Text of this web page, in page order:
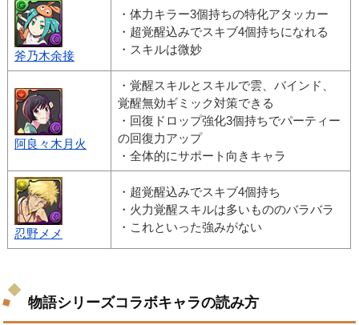
斧乃木余接
・体力キラー3個持ちの特化アタッカー
・超覚醒込みでスキブ4個持ちになれる
・スキルは微妙
阿良々木月火
・覚醒スキルとスキルで雲、バインド、
覚醒無効ギミック対策できる
・回復ドロップ強化3個持ちでパーティー
の回復力アップ
・全体的にサポート向きキャラ
忍野メメ
・超覚醒込みでスキブ4個持ち
・火力覚醒スキルは多いもののバラバラ
・これといった強みがない
物語シリーズコラボキャラの読み方